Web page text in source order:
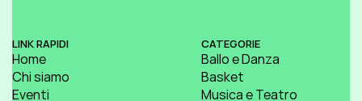
LINK RAPIDI
Home
Chi siamo
Eventi
CATEGORIE
Ballo e Danza
Basket
Musica e Teatro